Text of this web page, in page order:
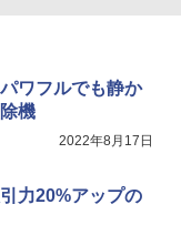
ワフルでも静か
機
2022年8月17日
力20%アップの